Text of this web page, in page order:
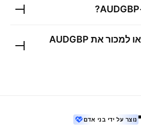
AUDGBP
?
למכור את AUDGBP
נוצר על ידי בני אדם